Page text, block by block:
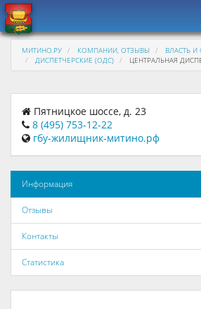
МИТИНО.РУ КОМПАНИИ, ОТЗЫВЫ
ВЛАСТЬ
ДИСПЕТЧЕРСКИЕ (ОДС)
ЦЕНТРАЛЬНАЯ
Пятницкое шоссе, д. 23
8 (495) 753-12-22
гбу-жилищник-митино.рф
Информация
Отзывы
Контакты
Статистика